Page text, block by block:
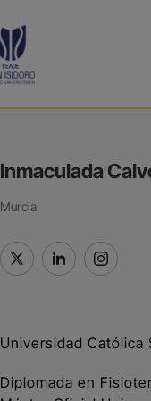
Inmaculada
Murcia
Universidad Católica
Diplomada en